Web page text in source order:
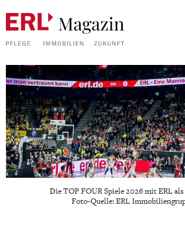
Die TOP FOUR Spiele 2026 mit ERL
Foto-Quelle: ERL